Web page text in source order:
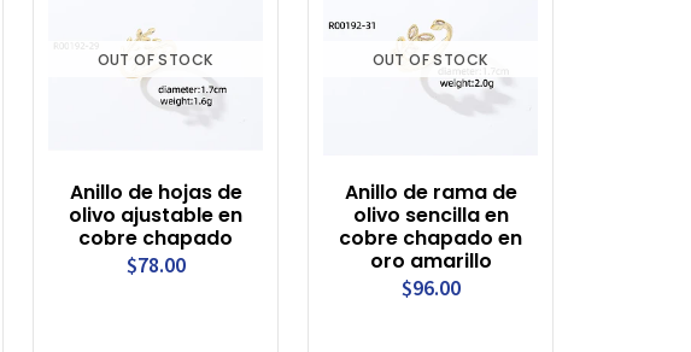
OUT OF STOCK
Anillo de hojas de
olivo ajustable en
cobre chapado
$78.00
OUT OF STOCK
Anillo de rama de
olivo sencilla en
cobre chapado en
oro amarillo
$96.00